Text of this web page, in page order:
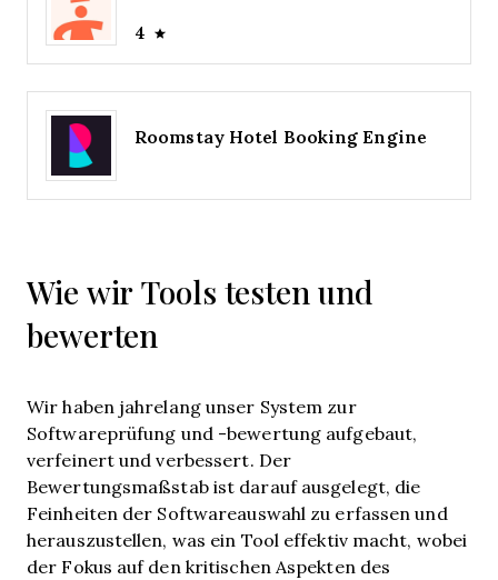
4
Roomstay Hotel Booking Engine
Wie wir Tools testen und
bewerten
Wir haben jahrelang unser System zur
Softwareprüfung und -bewertung aufgebaut,
verfeinert und verbessert. Der
Bewertungsmaßstab ist darauf ausgelegt, die
Feinheiten der Softwareauswahl zu erfassen und
herauszustellen, was ein Tool effektiv macht, wobei
der Fokus auf den kritischen Aspekten des